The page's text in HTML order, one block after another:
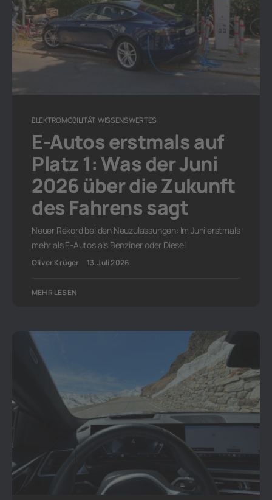
ELEKTROMOBILITÄT WISSENSWERTES
E-Autos erstmals auf
Platz 1: Was der Juni
2026 über die Zukunft
des Fahrens sagt
Neuer Rekord bei den Neuzulassungen: Im Juni erstmals
mehr als E-Autos als Benziner oder Diesel
Oliver Krüger 13. Juli 2026
MEHR LESEN